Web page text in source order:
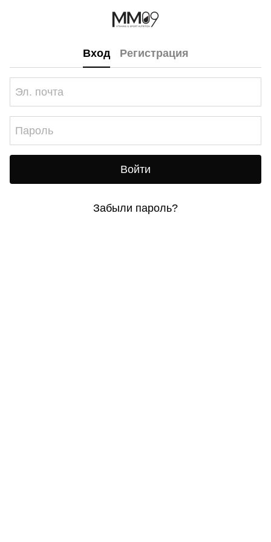
Вход Регистрация
Войти
Забыли пароль?